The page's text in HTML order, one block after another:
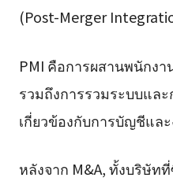
(Post-Merger
PMI คือการผสานพนักง
รวมถึงการรวมระบบแล
เกี่ยวข้องกับการบัญชีแล
หลังจาก M&A, ทั้งบริษั